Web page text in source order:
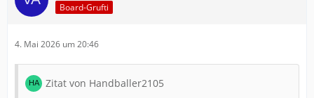
Board-Grufti
4. Mai 2026 um 20:46
Zitat von Handballer2105